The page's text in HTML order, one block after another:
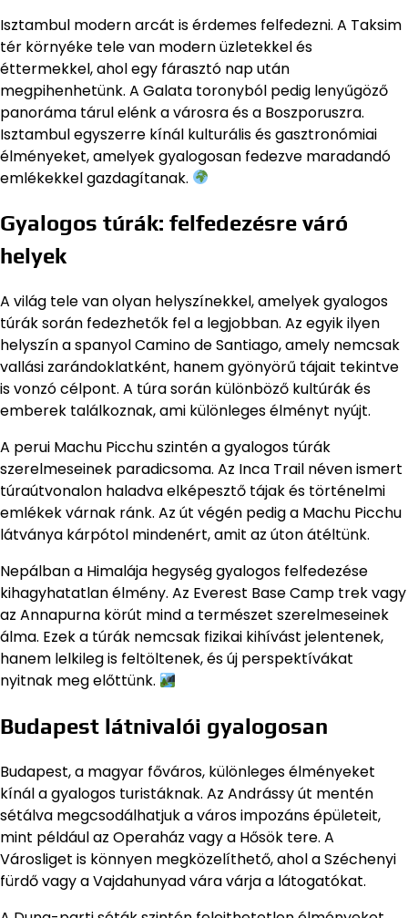
Isztambul modern arcát is érdemes felfedezni. A Taksim
tér környéke tele van modern üzletekkel és
éttermekkel, ahol egy fárasztó nap után
megpihenhetünk. A Galata toronyból pedig lenyűgöző
panoráma tárul elénk a városra és a Boszporuszra.
Isztambul egyszerre kínál kulturális és gasztronómiai
élményeket, amelyek gyalogosan fedezve maradandó
emlékekkel gazdagítanak.
Gyalogos túrák: felfedezésre váró
helyek
A világ tele van olyan helyszínekkel, amelyek gyalogos
túrák során fedezhetők fel a legjobban. Az egyik ilyen
helyszín a spanyol Camino de Santiago, amely nemcsak
vallási zarándoklatként, hanem gyönyörű tájait tekintve
is vonzó célpont. A túra során különböző kultúrák és
emberek találkoznak, ami különleges élményt nyújt.
A perui Machu Picchu szintén a gyalogos túrák
szerelmeseinek paradicsoma. Az Inca Trail néven ismert
túraútvonalon haladva elképesztő tájak és történelmi
emlékek várnak ránk. Az út végén pedig a Machu Picchu
látványa kárpótol mindenért, amit az úton átéltünk.
Nepálban a Himalája hegység gyalogos felfedezése
kihagyhatatlan élmény. Az Everest Base Camp trek vagy
az Annapurna körút mind a természet szerelmeseinek
álma. Ezek a túrák nemcsak fizikai kihívást jelentenek,
hanem lelkileg is feltöltenek, és új perspektívákat
nyitnak meg előttünk.
Budapest látnivalói gyalogosan
Budapest, a magyar főváros, különleges élményeket
kínál a gyalogos turistáknak. Az Andrássy út mentén
sétálva megcsodálhatjuk a város impozáns épületeit,
mint például az Operaház vagy a Hősök tere. A
Városliget is könnyen megközelíthető, ahol a Széchenyi
fürdő vagy a Vajdahunyad vára várja a látogatókat.